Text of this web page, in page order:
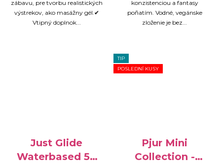
zábavu, pre tvorbu realistických
výstrekov, ako masážny gél.✔
Vtipný doplnok...
konzistenciou a fantasy
poňatím. Vodné, vegánske
zloženie je bez...
Just Glide
Waterbased 50
TIP
POSLEDNÍ KUSY
Pjur Mini
Collection -